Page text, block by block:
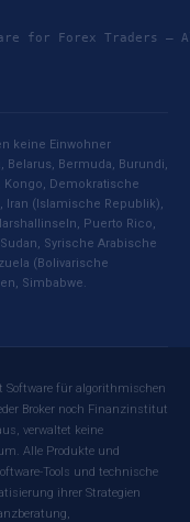
for Forex
keine Einwohner
Bermuda, Burundi,
Kongo, Demokratische
Iran (Islamische Republik),
Puerto Rico,
Syrische Arabische
(Bolivarische
Simbabwe.
Software für algorithmischen
Broker noch Finanzinstitut
verwaltet keine
Alle Produkte und
Tools und technische
ihrer Strategien